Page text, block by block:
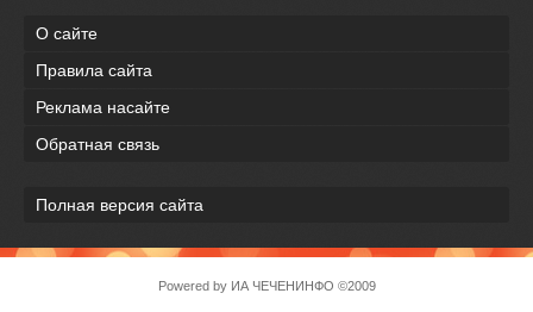
О сайте
Правила сайта
Реклама насайте
Обратная связь
Полная версия сайта
Powered by ИА ЧЕЧЕНИНФО ©2009